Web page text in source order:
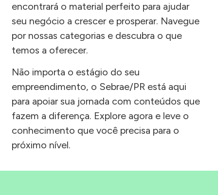
encontrará o material perfeito para ajudar
seu negócio a crescer e prosperar. Navegue
por nossas categorias e descubra o que
temos a oferecer.
Não importa o estágio do seu
empreendimento, o Sebrae/PR está aqui
para apoiar sua jornada com conteúdos que
fazem a diferença. Explore agora e leve o
conhecimento que você precisa para o
próximo nível.